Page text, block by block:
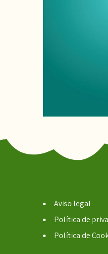
Aviso legal
Política de
Política de